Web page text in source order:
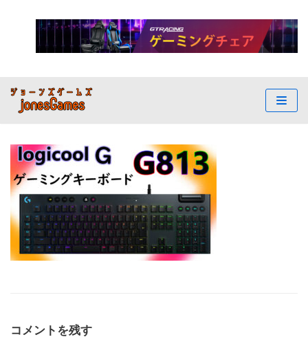
へ
ス
ッ
プ
コメントを残す